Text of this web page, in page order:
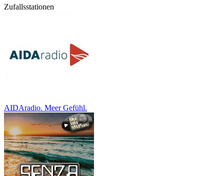
Zufallsstationen
AIDAradio. Meer Gefühl.